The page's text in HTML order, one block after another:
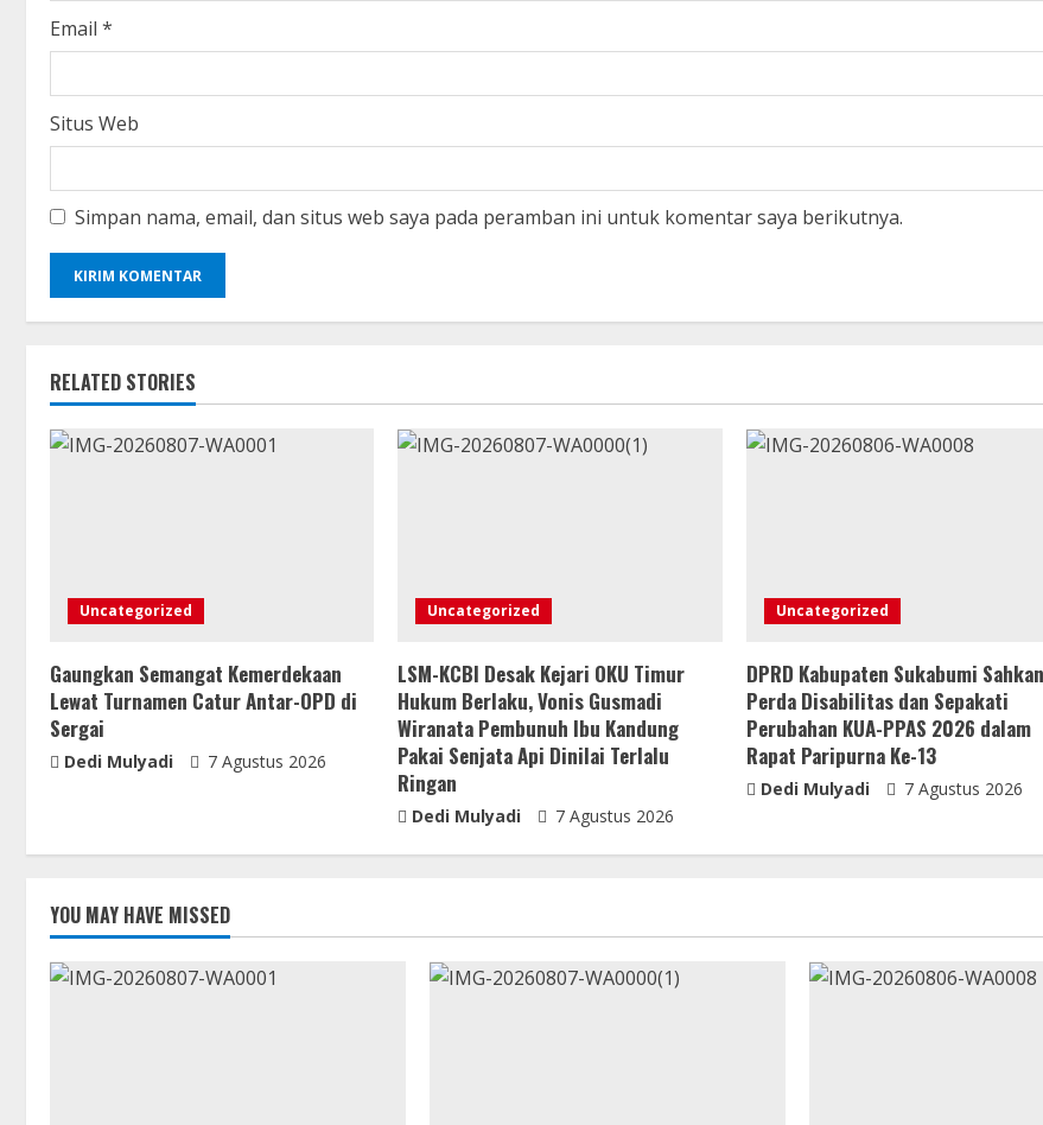
Email *
Situs Web
Simpan nama, email, dan situs web saya pada peramban ini untuk komentar saya berikutnya.
RELATED STORIES
Uncategorized
Gaungkan Semangat Kemerdekaan
Lewat Turnamen Catur Antar-OPD di
Sergai
Dedi Mulyadi 7 Agustus 2026
Uncategorized
LSM-KCBI Desak Kejari OKU Timur
Hukum Berlaku, Vonis Gusmadi
Wiranata Pembunuh Ibu Kandung
Pakai Senjata Api Dinilai Terlalu
Ringan
Dedi Mulyadi 7 Agustus 2026
Uncategorized
DPRD Kabupaten Sukabumi Sahkan
Perda Disabilitas dan Sepakati
Perubahan KUA-PPAS 2026 dalam
Rapat Paripurna Ke-13
Dedi Mulyadi 7 Agustus 2026
YOU MAY HAVE MISSED